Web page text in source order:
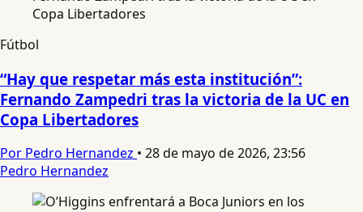
Fútbol
“Hay que respetar más esta institución”:
Fernando Zampedri tras la victoria de la UC en
Copa Libertadores
Por Pedro Hernandez • 28 de mayo de 2026, 23:56
Pedro Hernandez